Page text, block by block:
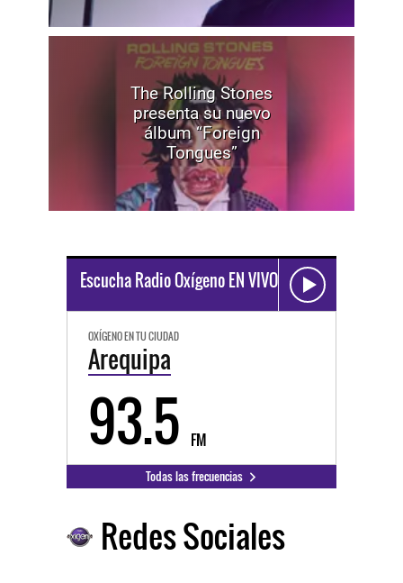
The Rolling Stones
presenta su nuevo
álbum “Foreign
Tongues”
Escucha Radio Oxígeno EN VIVO
OXÍGENO EN TU CIUDAD
Arequipa
93.5 FM
Todas las frecuencias
Redes Sociales